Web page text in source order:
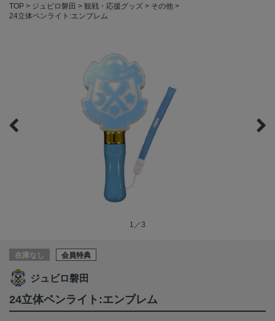
TOP ジュビロ磐田 観戦・応援グッズ
その他
24立体ペンライト:エンブレム
1／3
在庫なし 会員特典
ジュビロ磐田
24立体ペンライト:エンブレム